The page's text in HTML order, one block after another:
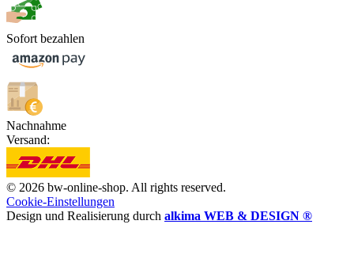
Sofort bezahlen
Nachnahme
Versand:
© 2026 bw-online-shop. All rights reserved.
Cookie-Einstellungen
Design und Realisierung durch alkima WEB & DESIGN ®